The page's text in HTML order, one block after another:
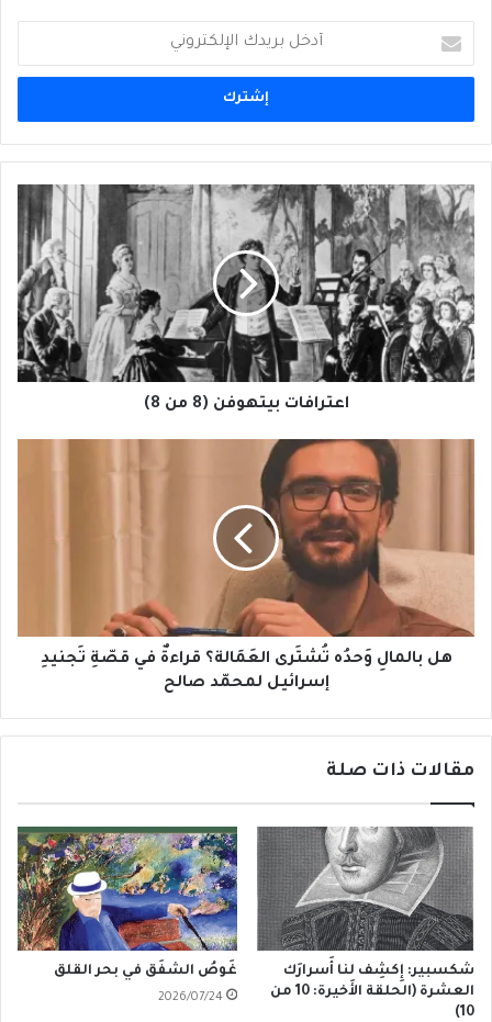
بريدك
الإلكتروني
اعترافات
بيتهوفن
(8
من
اعترافات بيتهوفن (8 من 8)
تَجنيدِ
إسرائيل
هل بالمالِ وَحدُه تُشتَرى العَمَالة؟ قراءةٌ في قصّةِ تَجنيدِ
إسرائيل لمحمّد صالح
مقالات ذات صلة
شكسبير: إِكشِف لنا أَسرارَك
العشرة (الحلقة الأَخيرة: 10 من
10)
غَوصُ الشفَق في بحر القلق
2026/07/24